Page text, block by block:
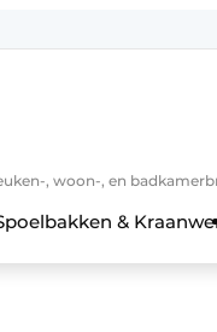
, woon-, en
&